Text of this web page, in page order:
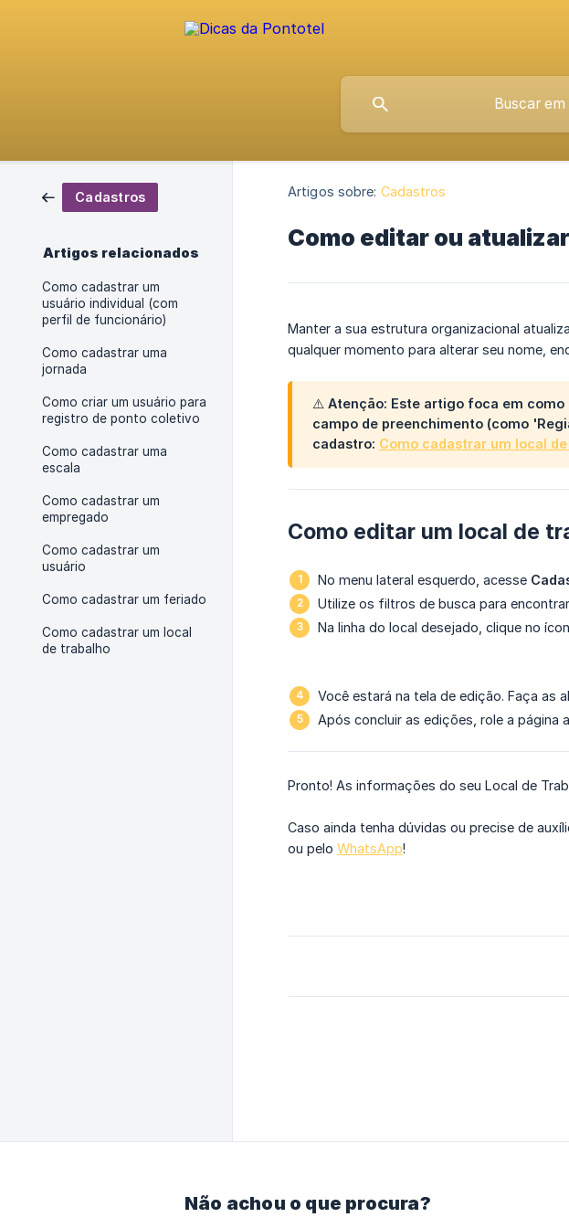
Cadastros
Artigos relacionados
Como cadastrar um
usuário individual (com
perfil de funcionário)
Como cadastrar uma
jornada
Como criar um usuário para
registro de ponto coletivo
Como cadastrar uma
escala
Como cadastrar um
empregado
Como cadastrar um
usuário
Como cadastrar um feriado
Como cadastrar um local
de trabalho
Artigos sobre: Cadastros
Como editar ou
Manter a sua estrutura organizacional
qualquer momento para alterar seu nome,
⚠️ Atenção: Este artigo foca em como
campo de preenchimento (como
cadastro: Como cadastrar um local
Como editar um local de
No menu lateral esquerdo, acesse
Utilize os filtros de busca para
Na linha do local desejado, clique no
Você estará na tela de edição. Faça as
Após concluir as edições, role a página
Pronto! As informações do seu Local de
Caso ainda tenha dúvidas ou precise de
ou pelo WhatsApp!
Não achou o que procura?